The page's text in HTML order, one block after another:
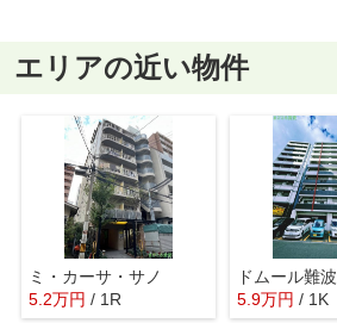
エリアの近い物件
ミ・カーサ・サノ
5.2万円 / 1R
ドムール難波
5.9万円 / 1K